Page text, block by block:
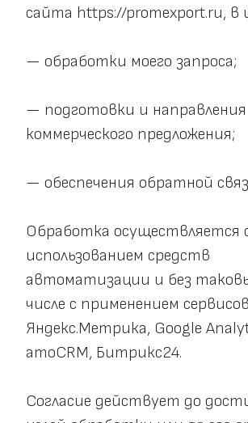
сайта https://promexport.ru, в
— обработки моего запроса;
— подготовки и направления
коммерческого предложения;
— обеспечения обратной
Обработка осуществляется
использованием средств
автоматизации и без
числе с применением сервисов
Яндекс.Метрика, Google
amoCRM, Битрикс24.
Согласие действует до